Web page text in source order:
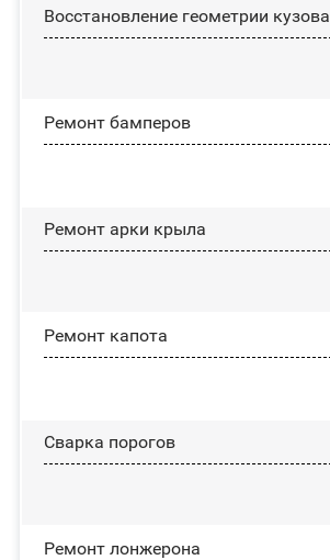
Восстановление геометрии кузова
Ремонт бамперов
Ремонт арки крыла
Ремонт капота
Сварка порогов
Ремонт лонжерона